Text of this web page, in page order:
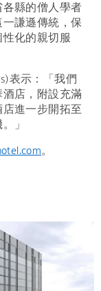
縣的僧人學者
謙遜傳統，保
化的親切服
表示：「我們
店，附設充滿
進一步開拓至
」
。